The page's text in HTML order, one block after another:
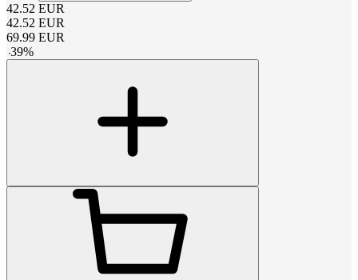
42.52 EUR
42.52 EUR
69.99 EUR
-39%